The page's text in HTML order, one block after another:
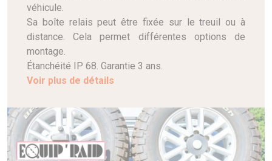
véhicule.
Sa boîte relais peut être fixée sur le treuil ou à
distance. Cela permet différentes options de
montage.
Étanchéité IP 68. Garantie 3 ans.
Voir plus de détails